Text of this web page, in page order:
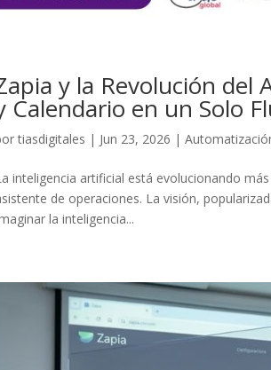
y la Revolución del
Calendario en un Solo
tiasdigitales | Jun 23, 2026 |
inteligencia artificial está evolucionando
de operaciones. La visión,
la inteligencia...